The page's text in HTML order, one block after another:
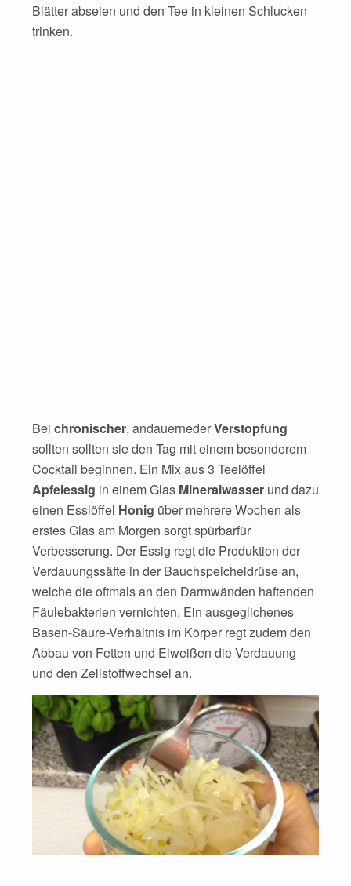
Blätter abseien und den Tee in kleinen Schlucken
trinken.
Bei chronischer, andauernederVerstopfung
sollten sollten sie den Tag mit einem besonderem
Cocktail beginnen. Ein Mix aus 3 Teelöffel
Apfelessig in einem Glas Mineralwasser und dazu
einen Esslöffel Honig über mehrere Wochen als
erstes Glas am Morgen sorgt spürbarfür
Verbesserung. Der Essig regt die Produktion der
Verdauungssäfte in der Bauchspeicheldrüse an,
welche die oftmals an den Darmwänden haftenden
Fäulebakterien vernichten. Ein ausgeglichenes
Basen-Säure-Verhältnis im Körper regt zudem den
Abbau von Fetten und Eiweißen die Verdauung
und den Zellstoffwechsel an.